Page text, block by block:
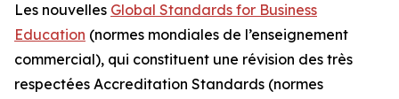
Les nouvelles Global Standards for Business
Education (normes mondiales de l’enseignement
commercial), qui constituent une révision des très
respectées Accreditation Standards (normes